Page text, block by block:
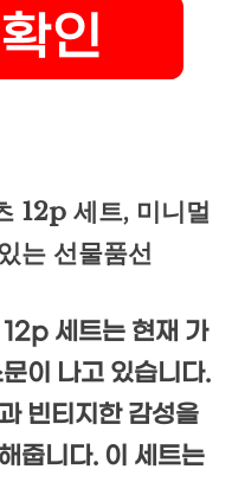
12p 세트, 미니멀
는 선물품선
세트는 현재 가
이 나고 있습니다.
빈티지한 감성을
줍니다. 이 세트는